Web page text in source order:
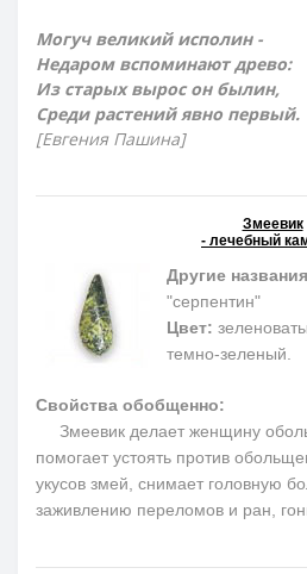
Могуч великий исполин -
Недаром вспоминают древо:
Из старых вырос он былин,
Среди растений явно первый.
[Евгения Пашина]
Змеевик
- лечебный
Другие
"серпентин"
Цвет:
темно-зеленый.
Свойства обобщенно:
Змеевик делает женщину
помогает устоять против
укусов змей, снимает головную
заживлению переломов и ран,